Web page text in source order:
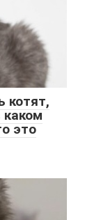
котят,
каком
это